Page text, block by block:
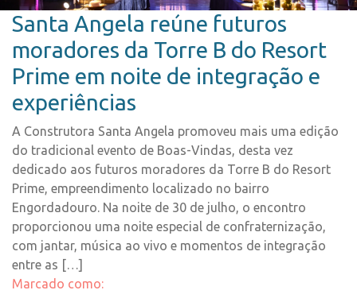
Santa Angela reúne futuros
moradores da Torre B do Resort
Prime em noite de integração e
experiências
A Construtora Santa Angela promoveu mais uma edição
do tradicional evento de Boas-Vindas, desta vez
dedicado aos futuros moradores da Torre B do Resort
Prime, empreendimento localizado no bairro
Engordadouro. Na noite de 30 de julho, o encontro
proporcionou uma noite especial de confraternização,
com jantar, música ao vivo e momentos de integração
entre as […]
Marcado como: